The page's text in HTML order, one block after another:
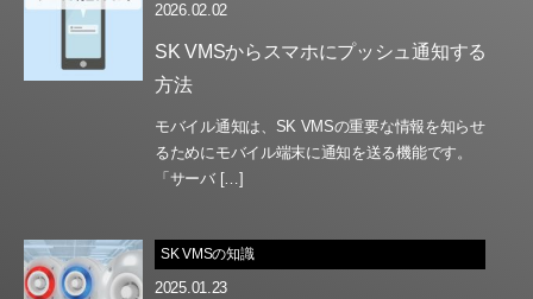
2026.02.02
SK VMSからスマホにプッシュ通知する
方法
モバイル通知は、SK VMSの重要な情報を知らせ
るためにモバイル端末に通知を送る機能です。
「サーバ […]
SK VMSの知識
2025.01.23